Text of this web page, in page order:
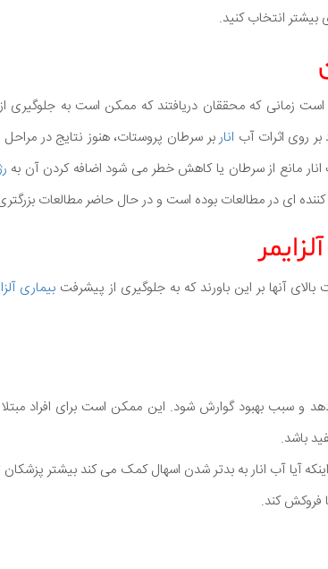
بیشتر انتخاب کنید.
است زمانی که محققان دریافتند که ممکن است به
روی اثرات آب اناربر سرطان پروستات، هنوز نتایج در
مانع از سرطان یا کاهش خطر می شود اضافه کردن آن به
ای در مطالعات بوده است و در حال حاضر مطالعات
آنها بر این باورند که به جلوگیری از پیشرفت بیماری
و سبب بهبود گوارش شود. این ممکن است برای افراد
باشد.
آیا آب انار به بدتر شدن اسهال کمک می کند بیشتر پزشکان
فروکش کند.